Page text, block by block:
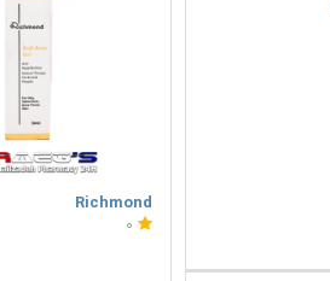
Richmond
0